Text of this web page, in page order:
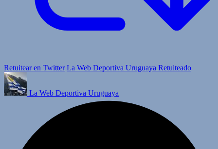
Retuitear en Twitter La Web Deportiva Uruguaya Retuiteado
La Web Deportiva Uruguaya